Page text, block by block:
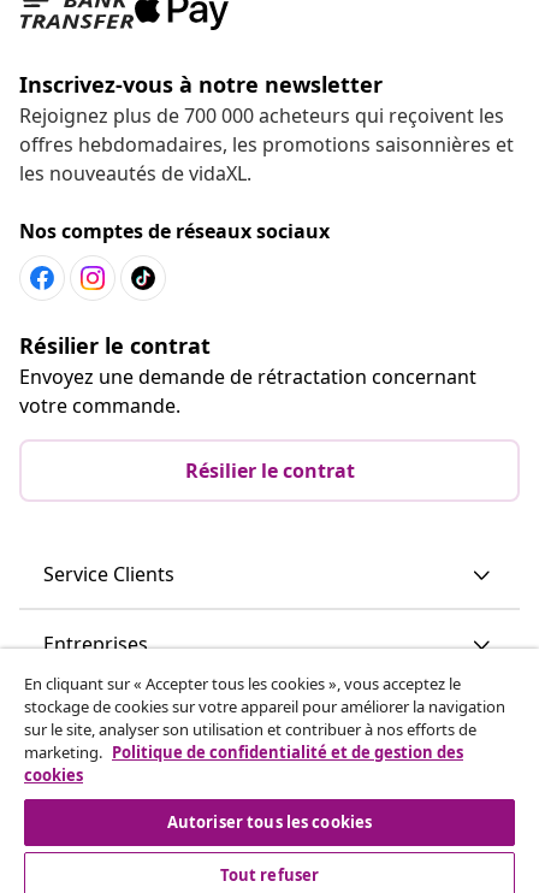
Inscrivez-vous à notre newsletter
Rejoignez plus de 700 000 acheteurs qui reçoivent les
offres hebdomadaires, les promotions saisonnières et
les nouveautés de vidaXL.
Nos comptes de réseaux sociaux
Résilier le contrat
Envoyez une demande de rétractation concernant
votre commande.
Résilier le contrat
Service Clients
Entreprises
vidaXL
Découvrez-en plus
En cliquant sur « Accepter tous les cookies », vous acceptez le
stockage de cookies sur votre appareil pour améliorer la navigation
sur le site, analyser son utilisation et contribuer à nos efforts de
marketing. Politique de confidentialité et de gestion des
cookies
Autoriser tous les cookies
Tout refuser